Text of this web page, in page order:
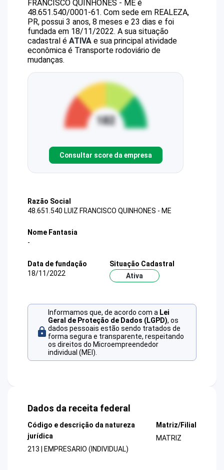
FRANCISCO QUINHONES - ME é
48.651.540/0001-61. Com sede em REALEZA,
PR, possui 3 anos, 8 meses e 23 dias e foi
fundada em 18/11/2022. A sua situação
cadastral é ATIVA e sua principal atividade
econômica é Transporte rodoviário de
mudanças.
Consultar score da empresa
Razão Social
48.651.540 LUIZ FRANCISCO QUINHONES - ME
Nome Fantasia
-
Data de fundação
18/11/2022
Situação Cadastral
Ativa
Informamos que, de acordo com a Lei
Geral de Proteção de Dados (LGPD), os
dados pessoais estão sendo tratados de
forma segura e transparente, respeitando
os direitos do Microempreendedor
individual (MEI).
Dados da receita federal
Código e descrição da natureza
jurídica
213 | EMPRESARIO (INDIVIDUAL)
Matriz/Filial
MATRIZ